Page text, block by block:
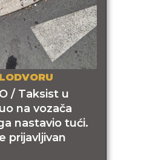
/ Taksist u
na vozača
nastavio tući.
prijavljivan